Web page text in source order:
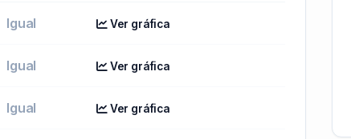
Igual Ver gráfica
Igual Ver gráfica
Igual Ver gráfica